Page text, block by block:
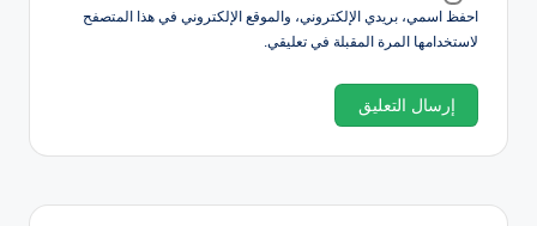
احفظ اسمي، بريدي الإلكتروني، والموقع الإلكتروني في هذا المتصفح
لاستخدامها المرة المقبلة في تعليقي.